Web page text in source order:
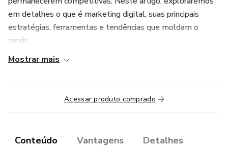
em detalhes o que é marketing digital, suas principais
estratégias, ferramentas e tendências que moldam o
cenár...
Mostrar mais
Acessar produto comprado
Conteúdo Vantagens Detalhes